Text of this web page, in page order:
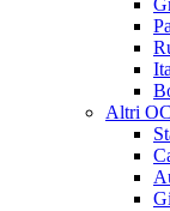
Altri